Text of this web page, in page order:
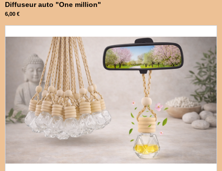
Diffuseur auto "One million"
6,00 €